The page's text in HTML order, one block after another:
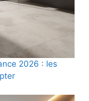
2026 : les